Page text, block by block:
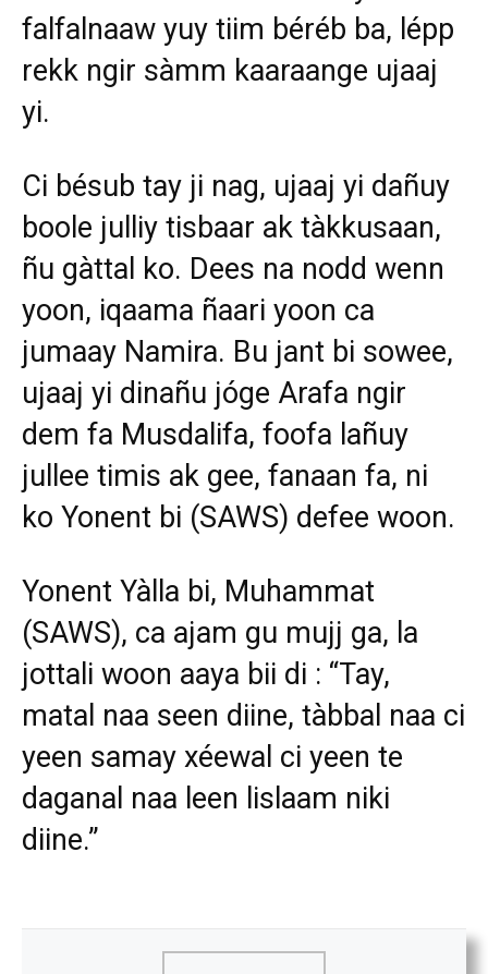
falfalnaaw yuy tiim béréb ba, lépp
rekk ngir sàmm kaaraange ujaaj
yi.
Ci bésub tay ji nag, ujaaj yi dañuy
boole julliy tisbaar ak tàkkusaan,
ñu gàttal ko. Dees na nodd wenn
yoon, iqaama ñaari yoon ca
jumaay Namira. Bu jant bi sowee,
ujaaj yi dinañu jóge Arafa ngir
dem fa Musdalifa, foofa lañuy
jullee timis ak gee, fanaan fa, ni
ko Yonent bi (SAWS) defee woon.
Yonent Yàlla bi, Muhammat
(SAWS), ca ajam gu mujj ga, la
jottali woon aaya bii di : “Tay,
matal naa seen diine, tàbbal naa ci
yeen samay xéewal ci yeen te
daganal naa leen lislaam niki
diine.”